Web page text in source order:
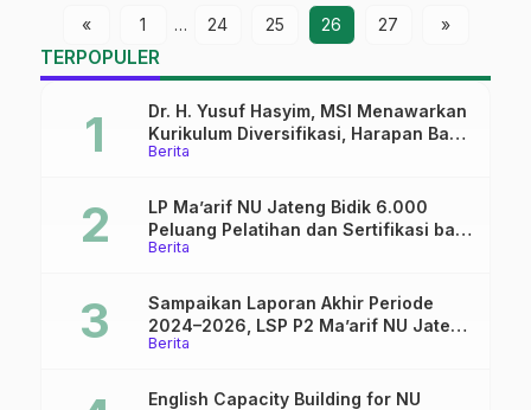
« 1 … 24 25 26 27 »
TERPOPULER
Berita
Dr. H. Yusuf Hasyim, MSI Menawarkan
Kurikulum Diversifikasi, Harapan Baru
dalam dunia pendidikan
Berita
LP Ma’arif NU Jateng Bidik 6.000
Peluang Pelatihan dan Sertifikasi bagi
Lulusan SMK
Berita
Sampaikan Laporan Akhir Periode
2024–2026, LSP P2 Ma’arif NU Jateng
Mantapkan Sinergi Link and Match
English Capacity Building for NU